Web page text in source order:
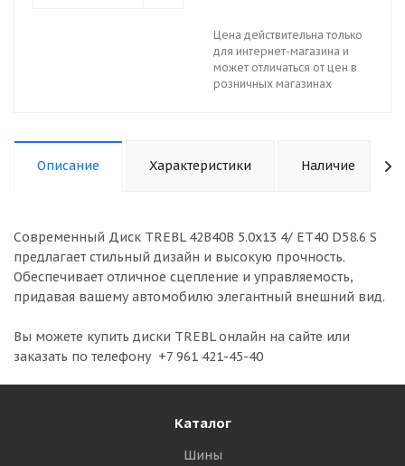
Цена действительна только
для интернет-магазина и
может отличаться от цен в
розничных магазинах
Описание Характеристики Наличие
Современный Диск TREBL 42B40B 5.0x13 4/ ET40 D58.6 S
предлагает стильный дизайн и высокую прочность.
Обеспечивает отличное сцепление и управляемость,
придавая вашему автомобилю элегантный внешний вид.
Вы можете купить диски TREBL онлайн на сайте или
заказать по телефону +7 961 421-45-40
Каталог
Шины